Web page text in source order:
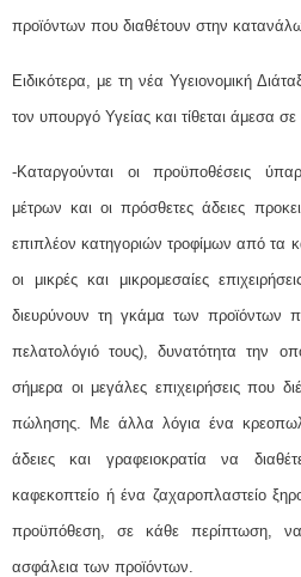
προϊόντων που διαθέτουν στην
Ειδικότερα, με τη νέα Υγειονομική
τον υπουργό Υγείας και τίθεται άμεσα
-Καταργούνται οι προϋποθέσεις
μέτρων και οι πρόσθετες άδειες
επιπλέον κατηγοριών τροφίμων από τα
οι μικρές και μικρομεσαίες
διευρύνουν τη γκάμα των προϊόντων
πελατολόγιό τους), δυνατότητα την
σήμερα οι μεγάλες επιχειρήσεις που
πώλησης. Με άλλα λόγια ένα
άδειες και γραφειοκρατία να
καφεκοπτείο ή ένα ζαχαροπλαστείο
προϋπόθεση, σε κάθε περίπτωση, να
ασφάλεια των προϊόντων.